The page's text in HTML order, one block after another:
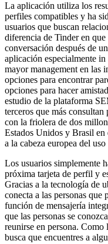
La aplicación utiliza los
perfiles compatibles y ha
usuarios que buscan
diferencia de Tinder en
conversación después de
aplicación especialmente
mayor management en las
opciones para encontrar
opciones para hacer
estudio de la plataforma
terceros que más
con la friolera de dos
Estados Unidos y Brasil en
a la cabeza europea del
Los usuarios simplemente
próxima tarjeta de perfil y
Gracias a la tecnología de
conecta a las personas que
función de mensajería
que las personas se
reunirse en persona. Como
busca que encuentres a